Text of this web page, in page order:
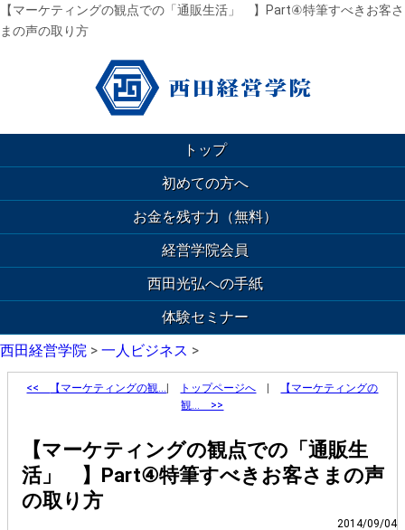
【マーケティングの観点での「通販生活」 】Part④特筆すべきお客さ
まの声の取り方
トップ
初めての方へ
お金を残す力（無料）
経営学院会員
西田光弘への手紙
体験セミナー
西田経営学院 > 一人ビジネス >
<< 【マーケティングの観… トップページへ
【マーケティングの
観… >>
【マーケティングの観点での「通販生
活」 】Part④特筆すべきお客さまの声
の取り方
2014/09/04